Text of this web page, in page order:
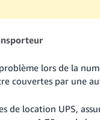
lors de la
couvertes par une
de location UPS,